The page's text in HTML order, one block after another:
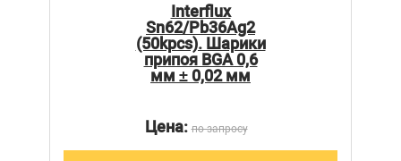
Interflux
Sn62/Pb36Ag2
(50kpcs). Шарики
припоя BGA 0,6
мм ± 0,02 мм
Цена:по запросу